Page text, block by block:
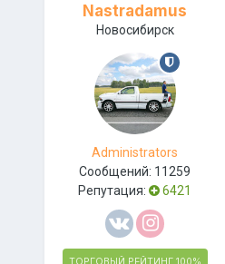
Nastradamus
Новосибирск
Administrators
Сообщений: 11259
Репутация:
6421
ТОРГОВЫЙ РЕЙТИНГ 100%